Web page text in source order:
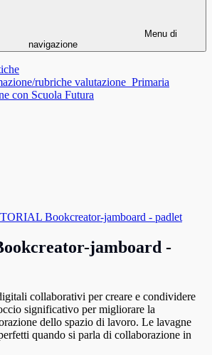
Menu di
navigazione
rubriche valutazione_Primaria
con Scuola Futura
Bookcreator-jamboard - padlet
jamboard -
collaborativi per creare e condividere
significativo per migliorare la
dello spazio di lavoro. Le lavagne
quando si parla di collaborazione in